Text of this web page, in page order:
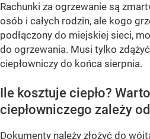
Rachunki za ogrzewanie są
osób i całych rodzin, ale kogo
podłączony do miejskiej sieci,
do ogrzewania. Musi tylko
ciepłowniczy do końca sierpnia.
Ile kosztuje ciepło?
ciepłowniczego zależy
Dokumenty należy złożyć do